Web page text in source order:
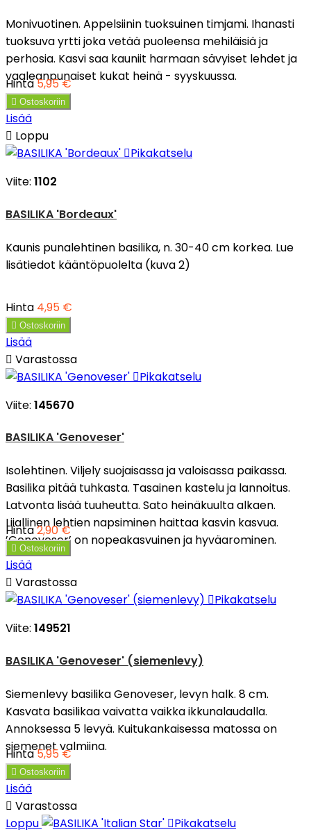
Monivuotinen. Appelsiinin tuoksuinen timjami. Ihanasti
tuoksuva yrtti joka vetää puoleensa mehiläisiä ja
perhosia. Kasvi saa kauniit harmaan sävyiset lehdet ja
vaaleanpunaiset kukat heinä - syyskuussa.
Hinta5,95 €
 Ostoskoriin
Lisää
 Loppu
Pikakatselu
Viite: 1102
BASILIKA 'Bordeaux'
Kaunis punalehtinen basilika, n. 30-40 cm korkea. Lue
lisätiedot kääntöpuolelta (kuva 2)
Hinta 4,95 €
 Ostoskoriin
Lisää
 Varastossa
Pikakatselu
Viite: 145670
BASILIKA 'Genoveser'
Isolehtinen. Viljely suojaisassa ja valoisassa paikassa.
Basilika pitää tuhkasta. Tasainen kastelu ja lannoitus.
Latvonta lisää tuuheutta. Sato heinäkuulta alkaen.
Liiallinen lehtien napsiminen haittaa kasvin kasvua.
’Genoveser’ on nopeakasvuinen ja hyväarominen.
Hinta2,90 €
 Ostoskoriin
Lisää
 Varastossa
Pikakatselu
Viite: 149521
BASILIKA 'Genoveser' (siemenlevy)
Siemenlevy basilika Genoveser, levyn halk. 8 cm.
Kasvata basilikaa vaivatta vaikka ikkunalaudalla.
Annoksessa 5 levyä. Kuitukankaisessa matossa on
siemenet valmiina.
Hinta5,95 €
 Ostoskoriin
Lisää
 Varastossa
Loppu
Pikakatselu